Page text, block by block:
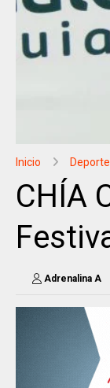
Inicio
CHÍA
Adrenalina A